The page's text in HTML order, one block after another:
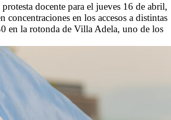
docente para el jueves 16 de abril,
en los accesos a distintas
en la rotonda de Villa Adela, uno de los